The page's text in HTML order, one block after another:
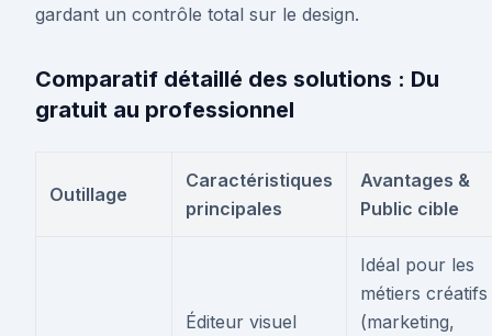
gardant un contrôle total sur le design.
Comparatif détaillé des solutions : Du
gratuit au professionnel
Outillage
Caractéristiques
principales
Avantages &
Public cible
Éditeur visuel
Idéal pour les
métiers créatifs
(marketing,